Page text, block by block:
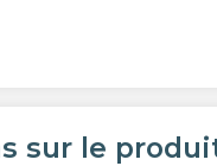
sur le